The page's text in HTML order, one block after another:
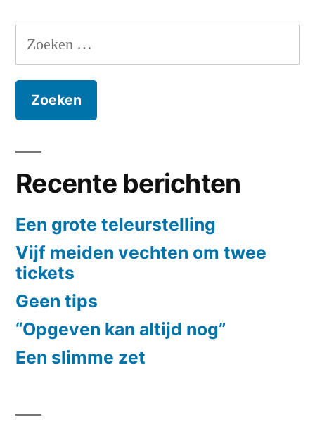
Zoeken
naar:
Recente berichten
Een grote teleurstelling
Vijf meiden vechten om twee
tickets
Geen tips
“Opgeven kan altijd nog”
Een slimme zet